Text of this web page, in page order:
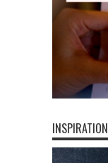
INSPIRATION